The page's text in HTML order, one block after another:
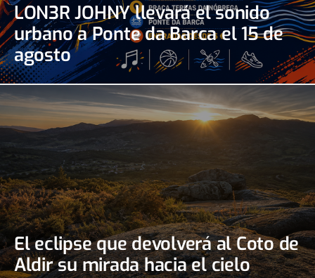
LON3R JOHNY llevará el sonido
urbano a Ponte da Barca el 15 de
agosto
El eclipse que devolverá al Coto de
Aldir su mirada hacia el cielo